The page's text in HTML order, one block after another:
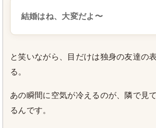
結婚はね、大変だよ〜
と笑いながら、目だけは独身の友達の
る。
あの瞬間に空気が冷えるのが、隣で見
るんです。